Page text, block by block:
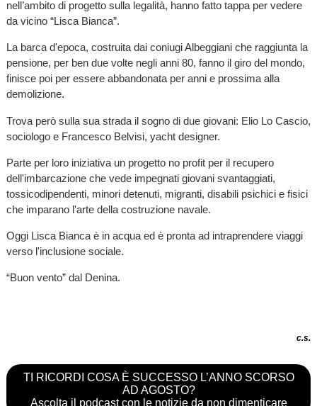
nell’ambito di progetto sulla legalità, hanno fatto tappa per vedere
da vicino “Lisca Bianca”.
La barca d'epoca, costruita dai coniugi Albeggiani che raggiunta la
pensione, per ben due volte negli anni 80, fanno il giro del mondo,
finisce poi per essere abbandonata per anni e prossima alla
demolizione.
Trova però sulla sua strada il sogno di due giovani: Elio Lo Cascio,
sociologo e Francesco Belvisi, yacht designer.
Parte per loro iniziativa un progetto no profit per il recupero
dell'imbarcazione che vede impegnati giovani svantaggiati,
tossicodipendenti, minori detenuti, migranti, disabili psichici e fisici
che imparano l'arte della costruzione navale.
Oggi Lisca Bianca è in acqua ed è pronta ad intraprendere viaggi
verso l'inclusione sociale.
“Buon vento” dal Denina.
c.s.
TI RICORDI COSA È SUCCESSO L’ANNO SCORSO
AD AGOSTO?
Ascolta il podcast con le notizie da non dimenticare